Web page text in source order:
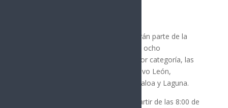
Las dos selecciones sonorenses serán parte de la
competencia en la que verán acción ocho
Asociaciones Estatales de Softbol por categoría, las
otras siete son: Baja California, Nuevo León,
Tamaulipas, Guerrero, Coahuila, Sinaloa y Laguna.
El certamen arrancará el jueves a partir de las 8:00 de